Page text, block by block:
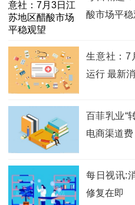
酸市场平稳
生意社：7
运行 最新
百菲乳业“
电商渠道
每日视讯:
修复在即